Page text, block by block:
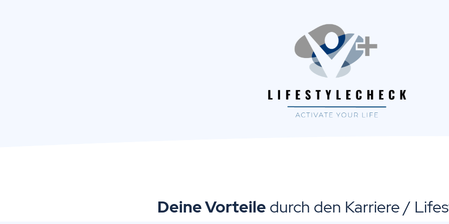
Deine Vorteile durch den Karriere /